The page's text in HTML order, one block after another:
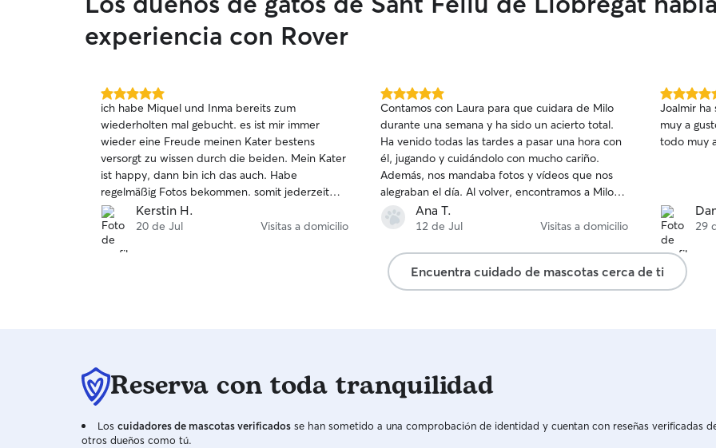
como para
tiempo
de casa,
bienestar a tu
ya que
un
guarderías
también
dueño
permanecen solos
de cuidado de
servicios
domicilio,
experiencia con Rover
5.0
de
5
estrellas
ich habe Miquel und Inma bereits zum
wiederholten mal gebucht. es ist mir immer
wieder eine Freude meinen Kater bestens
versorgt zu wissen durch die beiden. Mein Kater
ist happy, dann bin ich das auch. Habe
regelmäßig Fotos bekommen. somit jederzeit
wieder. Meine 100% Empfehlung.
Kerstin H.
20 de Jul Visitas a domicilio
5.0
de
5
estrellas
Contamos con Laura para que cuidara de Milo
durante una semana y ha sido un acierto total.
Ha venido todas las tardes a pasar una hora con
él, jugando y cuidándolo con mucho cariño.
Además, nos mandaba fotos y vídeos que nos
alegraban el día. Al volver, encontramos a Milo
feliz y tranquilo. Ha sido la primera vez en usar la
app y nos daba respeto que alguien viniera a
La recomendamos totalmente!
Ana T.
12 de Jul Visitas a domicilio
5.0
de
5
estrellas
Joalmir ha
muy a
todo muy
29
Encuentra cuidado de mascotas cerca de ti
Reserva con toda tranquilidad
Los cuidadores de mascotas verificados se han sometido a una comprobación de identidad y cuentan con reseñas verificadas
otros dueños como tú.